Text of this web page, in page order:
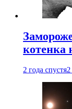
котенка
2 года спустя